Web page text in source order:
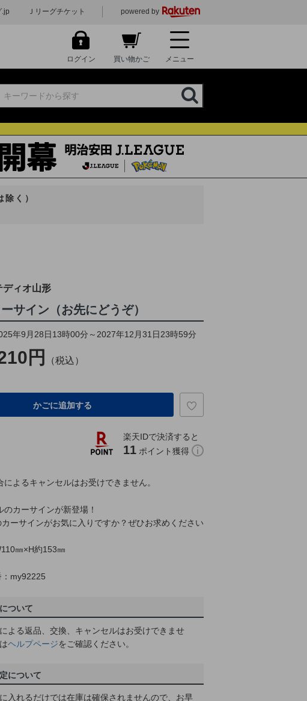
.jp Ｊリーグチケット powered by
ログイン 買い物かご メニュー
く）
ディオ山形
サイン（お先にどうぞ）
年9月28日13時00分～2027年12月31日23時59分
円 （税込）
かごに追加する
楽天IDで決済すると
11 ポイント獲得
よるキャンセルはお受けできません。
のカーサインが新登場！
ーサインがお気に入りですか？ぜひお求めください
㎜×H約153㎜
：my92225
ついて
よる返品、交換、キャンセルはお受けできませ
ヘルプページをご確認ください。
について
入れるだけでは在庫は確保されませんので、お早